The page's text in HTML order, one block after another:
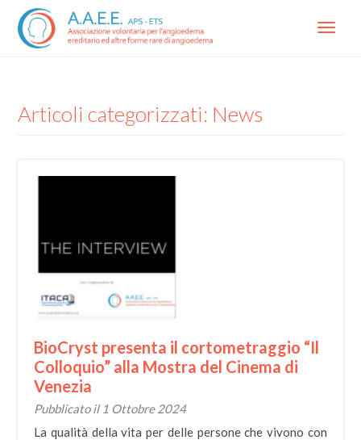
Menu
Articoli categorizzati: News
BioCryst presenta il cortometraggio “Il
Colloquio” alla Mostra del Cinema di
Venezia
Pubblicato il 1 Ottobre 2024
La qualità della vita per delle persone che vivono con